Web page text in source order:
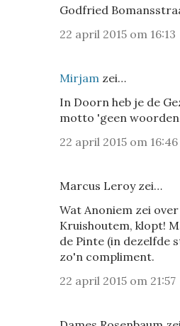
Godfried
22 april 2015 om 16:13
Mirjam zei…
In Doorn heb je de
motto 'geen woorden
22 april 2015 om 16:46
Marcus Leroy zei…
Wat Anoniem zei
Kruishoutem, klopt!
de Pinte (in dezelfde
zo'n compliment.
22 april 2015 om 21:57